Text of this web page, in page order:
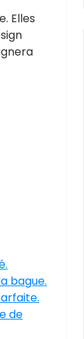
Elles
bague.
de